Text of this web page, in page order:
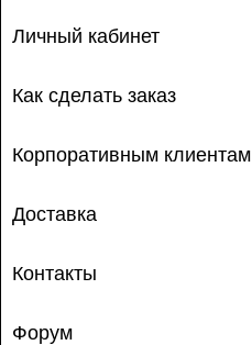
Личный кабинет
Как сделать заказ
Корпоративным клиентам
Доставка
Контакты
Форум